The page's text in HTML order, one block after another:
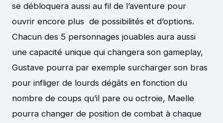
se débloquera aussi au fil de l’aventure pour
ouvrir encore plus de possibilités et d’options.
Chacun des 5 personnages jouables aura aussi
une capacité unique qui changera son gameplay,
Gustave pourra par exemple surcharger son bras
pour infliger de lourds dégâts en fonction du
nombre de coups qu’il pare ou octroie, Maelle
pourra changer de position de combat à chaque